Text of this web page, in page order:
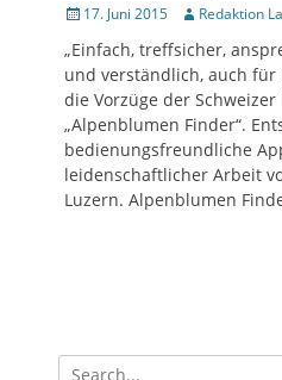
Posted
17. Juni 2015 Author
Redaktion
„Einfach, treffsicher,
und verständlich, auch für
die Vorzüge der Schweizer
„Alpenblumen Finder“.
bedienungsfreundliche
leidenschaftlicher Arbeit
Luzern. Alpenblumen
Search